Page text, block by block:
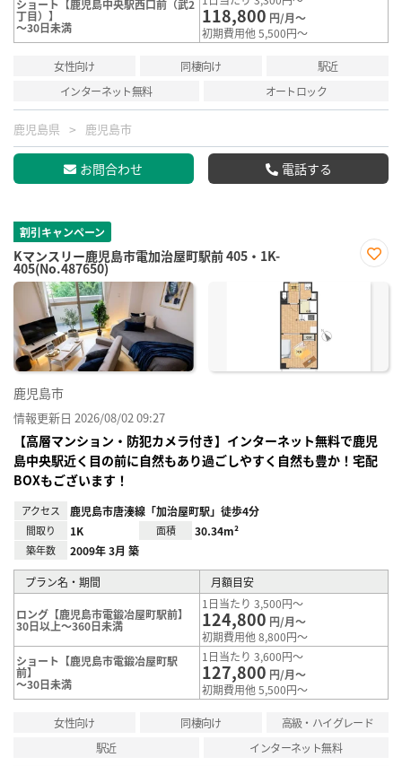
ショート【鹿児島中央駅西口前（武2
丁目）】
～30日未満
118,800 円/月～
初期費用他 5,500円～
女性向け 同棲向け
駅近
インターネット無料
オートロック
鹿児島県 鹿児島市
お問合わせ 電話する
割引キャンペーン
Kマンスリー鹿児島市電加治屋町駅前 405・1K-
405(No.487650)
に入
鹿児島市
情報更新日 2026/08/02 09:27
【高層マンション・防犯カメラ付き】インターネット無料で鹿児
島中央駅近く目の前に自然もあり過ごしやすく自然も豊か！宅配
BOXもございます！
アクセス 鹿児島市唐湊線「加治屋町駅」徒歩4分
間取り 1K 面積 30.34m²
築年数 2009年 3月 築
プラン名・期間 月額目安
ロング【鹿児島市電鍛冶屋町駅前】
30日以上～360日未満
1日当たり 3,500円～
124,800 円/月～
初期費用他 8,800円～
ショート【鹿児島市電鍛冶屋町駅
前】
～30日未満
1日当たり 3,600円～
127,800 円/月～
初期費用他 5,500円～
女性向け 同棲向け
高級・ハイグレード
駅近
インターネット無料